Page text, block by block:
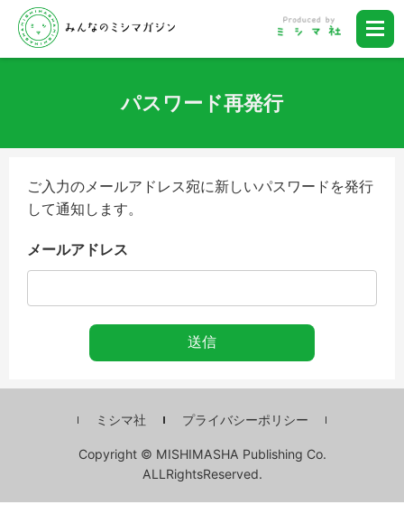
パスワード再発行
ご入力のメールアドレス宛に新しいパスワードを発行
して通知します。
メールアドレス
ミシマ社 プライバシーポリシー
Copyright © MISHIMASHA Publishing Co.
ALLRightsReserved.